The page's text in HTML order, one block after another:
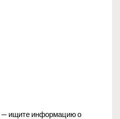
— ищите информацию о